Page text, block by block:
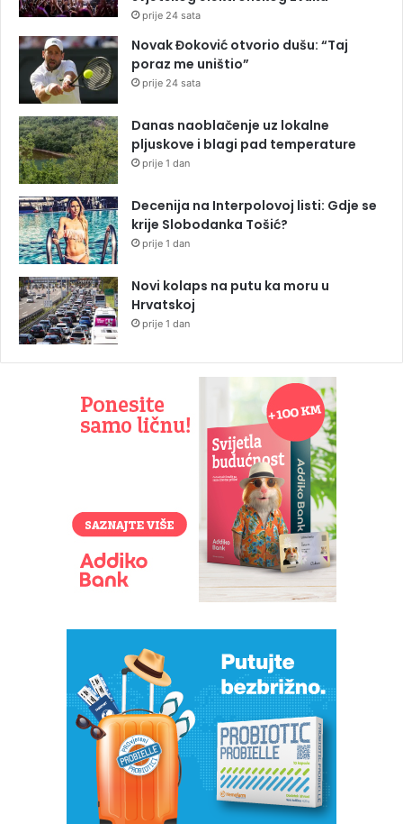
prije 24 sata
Novak Đoković otvorio dušu: “Taj
poraz me uništio”
prije 24 sata
Danas naoblačenje uz lokalne
pljuskove i blagi pad temperature
prije 1 dan
Decenija na Interpolovoj listi: Gdje se
krije Slobodanka Tošić?
prije 1 dan
Novi kolaps na putu ka moru u
Hrvatskoj
prije 1 dan